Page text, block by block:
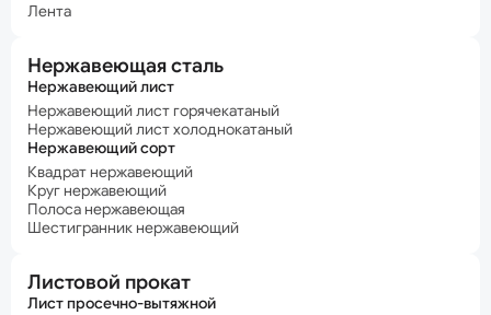
Лента
Нержавеющая сталь
Нержавеющий лист
Нержавеющий лист горячекатаный
Нержавеющий лист холоднокатаный
Нержавеющий сорт
Квадрат нержавеющий
Круг нержавеющий
Полоса нержавеющая
Шестигранник нержавеющий
Листовой прокат
Лист просечно-вытяжной